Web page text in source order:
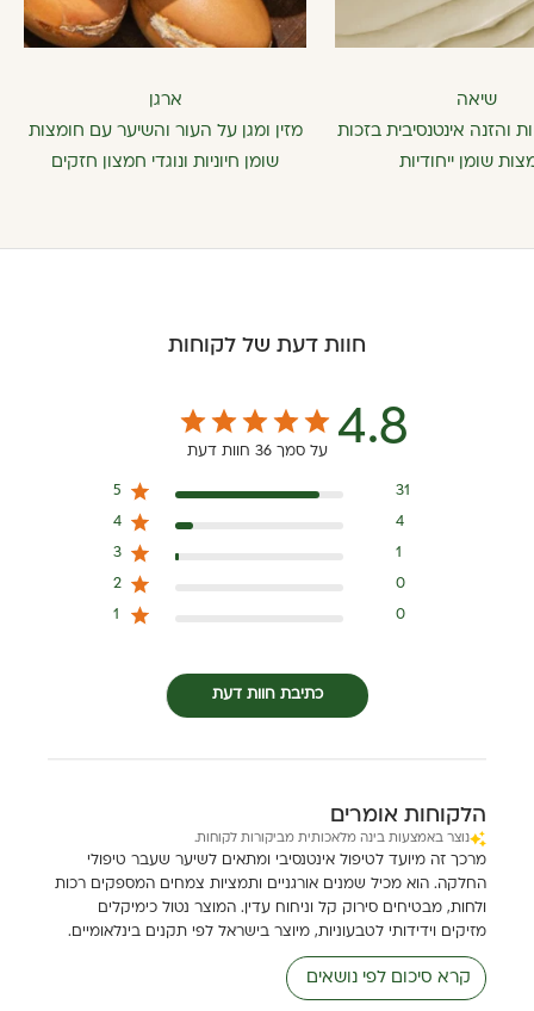
שיאה
והזנה אינטנסיבית בזכות
שומן ייחודיות
ארגן
מזין ומגן על העור והשיער עם חומצות
שומן חיוניות ונוגדי חמצון חזקים
חוות דעת של לקוחות
4.8 על סמך 36 חוות דעת
5 31
4 4
3 1
2 0
1 0
כתיבת חוות דעת
הלקוחות אומרים
נוצר באמצעות בינה מלאכותית מביקורות לקוחות.
מרכך זה מיועד לטיפול אינטנסיבי ומתאים לשיער שעבר טיפולי
החלקה. הוא מכיל שמנים אורגניים ותמציות צמחים המספקים רכות
ולחות, מבטיחים סירוק קל וניחוח עדין. המוצר נטול כימיקלים
מזיקים וידידותי לטבעוניות, מיוצר בישראל לפי תקנים בינלאומיים.
קרא סיכום לפי נושאים